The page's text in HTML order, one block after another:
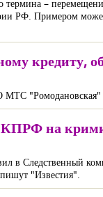
–
РФ. Примером
кредиту,
"Ромодановская" и
КПРФ на
Следственный
"Известия".